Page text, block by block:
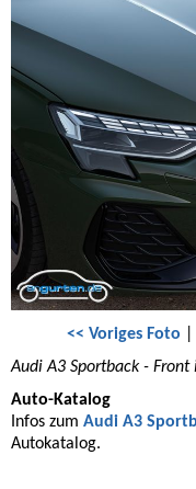
<< Voriges Foto |
Audi A3 Sportback -
Auto-Katalog
Infos zum Audi A3
Autokatalog.